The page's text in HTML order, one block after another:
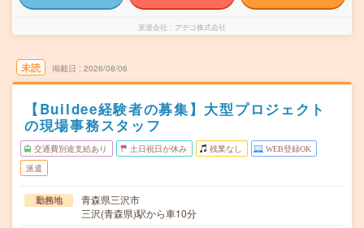
派遣会社 アデコ株式会社
未読 掲載日 2026/08/06
【Buildee経験者の募集】大型プロジェクト
の現場事務スタッフ
交通費別途支給あり 土日祝日が休み 残業なし WEB登録OK
派遣
勤務地
青森県三沢市
三沢(青森県)駅から車10分